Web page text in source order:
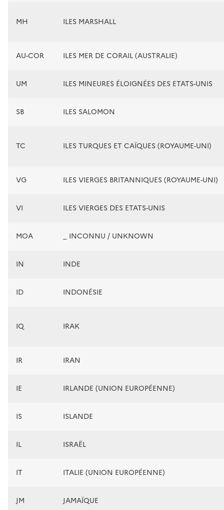
MH ILES MARSHALL
AU-COR ILES MER DE CORAIL (AUSTRALIE)
UM ILES MINEURES ÉLOIGNÉES DES ETATS-UNIS
SB ILES SALOMON
TC ILES TURQUES ET CAÏQUES (ROYAUME-UNI)
VG ILES VIERGES BRITANNIQUES (ROYAUME-UNI)
VI ILES VIERGES DES ETATS-UNIS
MOA _ INCONNU / UNKNOWN
IN INDE
ID INDONÉSIE
IQ IRAK
IR IRAN
IE IRLANDE (UNION EUROPÉENNE)
IS ISLANDE
IL ISRAËL
IT ITALIE (UNION EUROPÉENNE)
JM JAMAÏQUE